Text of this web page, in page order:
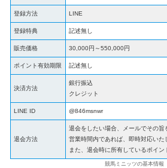
登録方法 LINE
登録特典 記述無し
販売価格 30,000円～550,000円
ポイント有効期限 記述無し
決済方法
銀行振込
クレジット
LINE ID @846msnwr
退会方法
退会をしたい場合、メールでその旨
営業時間内であれば、即時対応いた
また、退会時に所有しているポイン
競馬ミニッツの基本情報